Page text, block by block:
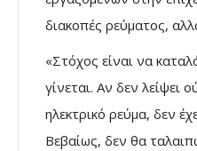
διακοπές ρεύματος,
«Στόχος είναι να
γίνεται. Αν δεν λείψει
ηλεκτρικό ρεύμα, δεν
Βεβαίως, δεν θα